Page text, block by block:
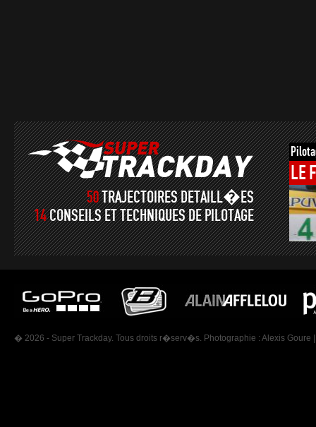
50TRAJECTOIRES DETAILL�ES
14CONSEILS ET TECHNIQUES DE PILOTAGE
LE
� 2026 - Super Trackday. Tous droits r�serv�s. Photographie : Alexis Goure